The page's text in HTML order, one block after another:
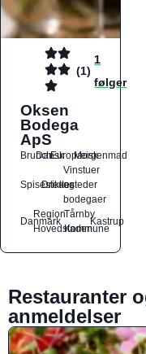
(1)
1
følger
Oksen
Bodega
ApS
Brunch
DanskEuropæiskMorgenmad
Spisesteder
Drikkesteder
Vinstuer
og
bodegaer
Danmark
Region
Hovedstaden
Tårnby
Kommune
Kastrup
Restauranter
anmeldelser